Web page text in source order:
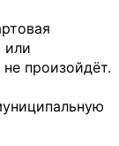
или
не произойдёт.